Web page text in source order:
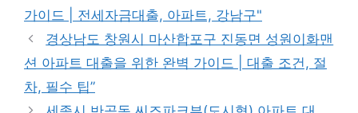
가이드 | 전세자금대출, 아파트, 강남구"
경상남도 창원시 마산합포구 진동면 성원이화맨
션 아파트 대출을 위한 완벽 가이드 | 대출 조건, 절
차, 필수 팁”